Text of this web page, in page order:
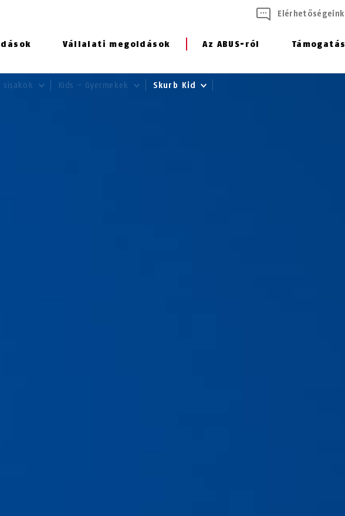
Vállalati megoldások Az ABUS-ról Támogatás
Elérhetőségeink
sisakok Kids – Gyermekek Skurb Kid